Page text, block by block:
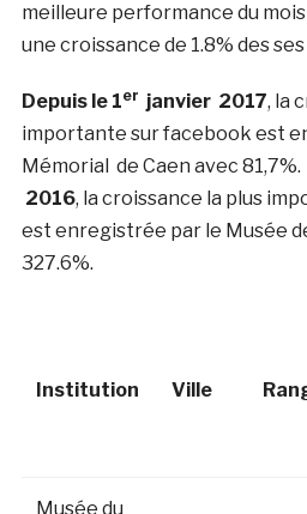
meilleure performance du
une croissance de 1.8% des
Depuis le 1er janvier 2017, la
importante sur facebook est
Mémorial de Caen avec 81,7%.
2016, la croissance la plus
est enregistrée par le Musée
327.6%.
Institution Ville
Musée du